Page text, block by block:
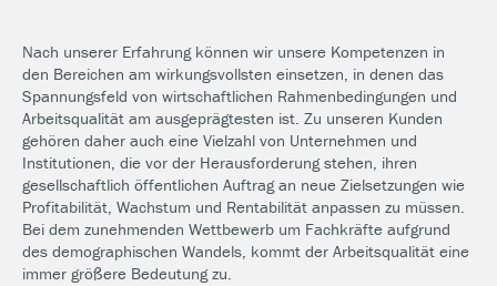
Nach unserer Erfahrung können wir unsere Kompetenzen in
den Bereichen am wirkungsvollsten einsetzen, in denen das
Spannungsfeld von wirtschaftlichen Rahmenbedingungen und
Arbeitsqualität am ausgeprägtesten ist. Zu unseren Kunden
gehören daher auch eine Vielzahl von Unternehmen und
Institutionen, die vor der Herausforderung stehen, ihren
gesellschaftlich öffentlichen Auftrag an neue Zielsetzungen wie
Profitabilität, Wachstum und Rentabilität anpassen zu müssen.
Bei dem zunehmenden Wettbewerb um Fachkräfte aufgrund
des demographischen Wandels, kommt der Arbeitsqualität eine
immer größere Bedeutung zu.